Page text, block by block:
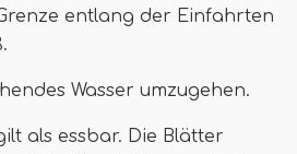
entlang der Einfahrten
Wasser umzugehen.
als essbar. Die Blätter